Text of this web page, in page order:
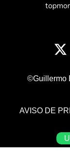
©Guillermo
AVISO DE